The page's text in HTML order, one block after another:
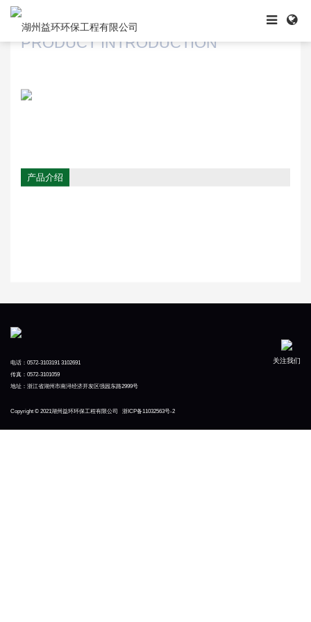
产品展示
PRODUCT INTRODUCTION
产品介绍
电话：0572-3103191 3102691
传真：0572-3101059
地址：浙江省湖州市南浔经济开发区强园东路2999号
关注我们
Copyright © 2021湖州益环环保工程有限公司 浙ICP备11032563号-2